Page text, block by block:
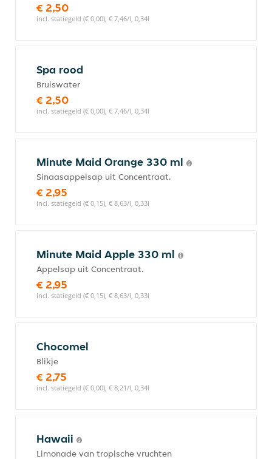
€ 2,50
incl. statiegeld (€ 0,00), € 7,46/l, 0,34l
Spa rood
Bruiswater
€ 2,50
incl. statiegeld (€ 0,00), € 7,46/l, 0,34l
Minute Maid Orange 330 ml
Sinaasappelsap uit Concentraat.
€ 2,95
incl. statiegeld (€ 0,15), € 8,63/l, 0,33l
Minute Maid Apple 330 ml
Appelsap uit Concentraat.
€ 2,95
incl. statiegeld (€ 0,15), € 8,63/l, 0,33l
Chocomel
Blikje
€ 2,75
incl. statiegeld (€ 0,00), € 8,21/l, 0,34l
Hawaii
Limonade van tropische vruchten